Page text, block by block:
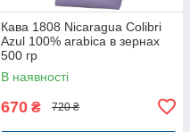
Кава 1808 Nicaragua Colibri
Azul 100% arabica в зернах
500 гр
В наявності
670 ₴ 720 ₴